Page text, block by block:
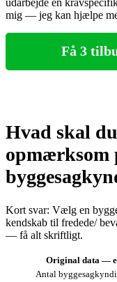
udarbejde en
mig — jeg kan hjælpe
Få 3
Hvad skal
opmærksom
Kort svar: Vælg en
kendskab til fredede/
— få alt skriftligt.
Original data —
Antal